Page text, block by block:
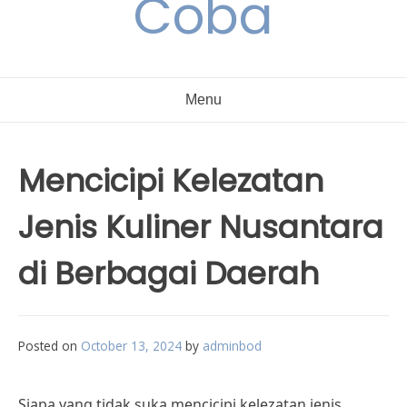
Coba
Menu
Mencicipi Kelezatan
Jenis Kuliner Nusantara
di Berbagai Daerah
Posted on October 13, 2024 by adminbod